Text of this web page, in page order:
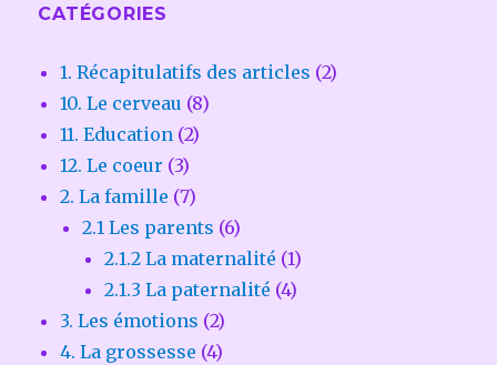
CATÉGORIES
1. Récapitulatifs des articles (2)
10. Le cerveau (8)
11. Education (2)
12. Le coeur (3)
2. La famille (7)
2.1 Les parents (6)
2.1.2 La maternalité (1)
2.1.3 La paternalité (4)
3. Les émotions (2)
4. La grossesse (4)